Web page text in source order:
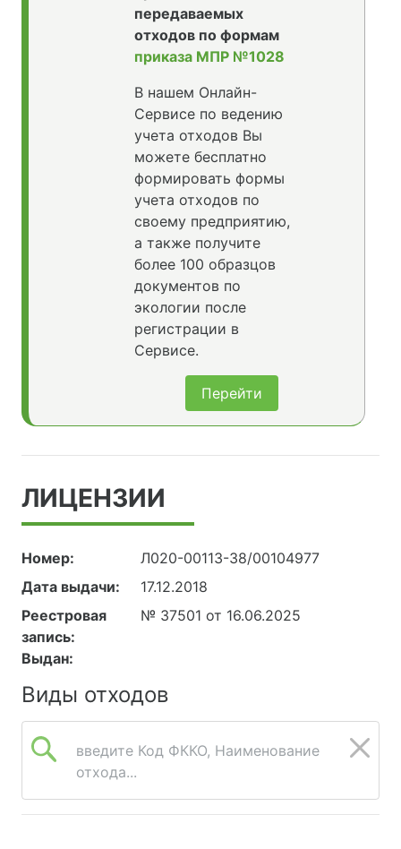
передаваемых
отходов по формам
приказа МПР №1028
В нашем Онлайн-
Сервисе по ведению
учета отходов Вы
можете бесплатно
формировать формы
учета отходов по
своему предприятию,
а также получите
более 100 образцов
документов по
экологии после
регистрации в
Сервисе.
Перейти
ЛИЦЕНЗИИ
Номер:
Л020-00113-38/00104977
Дата выдачи:
17.12.2018
Реестровая
запись:
№ 37501 от 16.06.2025
Выдан:
Виды отходов
введите Код ФККО, Наименование
отхода...